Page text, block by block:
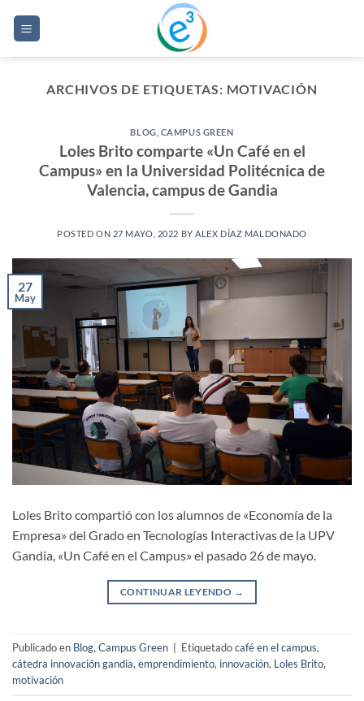
ARCHIVOS DE ETIQUETAS: MOTIVACIÓN
BLOG CAMPUS GREEN
Loles Brito comparte «Un Café en el
Campus» en la Universidad Politécnica de
Valencia, campus de Gandia
POSTED ON 27 MAYO, 2022 BY ALEX DÍAZ MALDONADO
27
May
Loles Brito compartió con los alumnos de «Economía de la
Empresa» del Grado en Tecnologías Interactivas de la UPV
Gandia, «Un Café en el Campus» el pasado 26 de mayo.
CONTINUAR LEYENDO →
Publicado en Blog, Campus Green Etiquetadocafé en el campus,
cátedra innovación gandia, emprendimiento, innovación, Loles Brito,
motivación